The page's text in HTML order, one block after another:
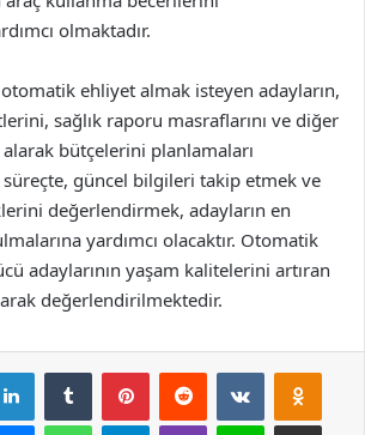
olmaktadır.
otomatik ehliyet almak isteyen adayların,
sağlık raporu masraflarını ve diğer
bütçelerini planlamaları
güncel bilgileri takip etmek ve
değerlendirmek, adayların en
yardımcı olacaktır. Otomatik
adaylarının yaşam kalitelerini artıran
değerlendirilmektedir.
LinkedInTumblr PinterestReddit VKontakte
MessengerWhatsAppTelegramViber Line E-Posta ile